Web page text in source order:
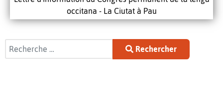
occitana - La Ciutat à Pau
Rechercher
Rechercher